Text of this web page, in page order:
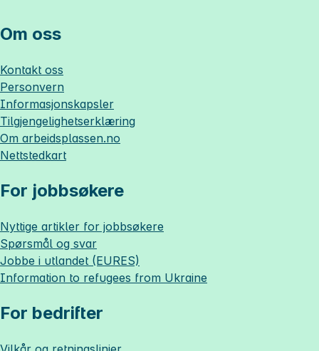
Om oss
Kontakt oss
Personvern
Informasjonskapsler
Tilgjengelighetserklæring
Om arbeidsplassen.no
Nettstedkart
For jobbsøkere
Nyttige artikler for jobbsøkere
Spørsmål og svar
Jobbe i utlandet (EURES)
Information to refugees from Ukraine
For bedrifter